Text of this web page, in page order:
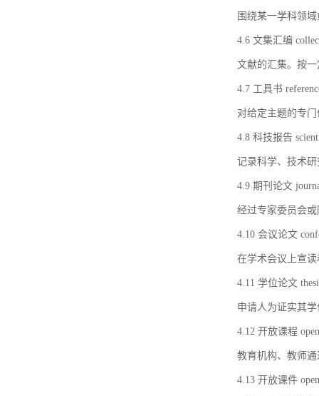
围绕某一学科领
4.6 文集汇编
文献的汇集。按
4.7 工具书
对给定主题的专
4.8 科技报告
记录科学、技术
4.9 期刊论文
经过专家委员会
4.10 会议论文
在学术会议上宣
4.11 学位论文
申请人为证实其
4.12 开放课程
教育机构、教师
4.13 开放课件